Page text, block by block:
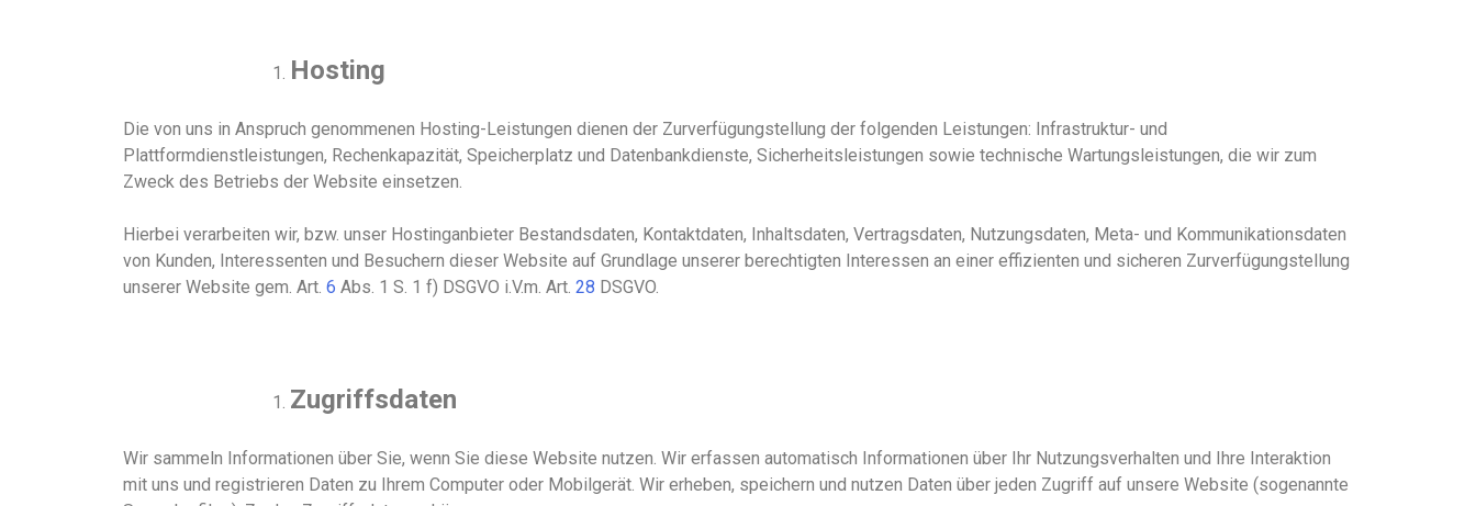
Hosting
Die von uns in Anspruch genommenen Hosting-Leistungen dienen der Zurverfügungstellung der folgenden Leistungen: Infrastruktur- und
Plattformdienstleistungen, Rechenkapazität, Speicherplatz und Datenbankdienste, Sicherheitsleistungen sowie technische Wartungsleistungen, die wir zum
Zweck des Betriebs der Website einsetzen.
Hierbei verarbeiten wir, bzw. unser Hostinganbieter Bestandsdaten, Kontaktdaten, Inhaltsdaten, Vertragsdaten, Nutzungsdaten, Meta- und Kommunikationsdaten
von Kunden, Interessenten und Besuchern dieser Website auf Grundlage unserer berechtigten Interessen an einer effizienten und sicheren Zurverfügungstellung
unserer Website gem. Art. 6 Abs. 1 S. 1 f) DSGVO i.V.m. Art. 28 DSGVO.
Zugriffsdaten
Wir sammeln Informationen über Sie, wenn Sie diese Website nutzen. Wir erfassen automatisch Informationen über Ihr Nutzungsverhalten und Ihre Interaktion
mit uns und registrieren Daten zu Ihrem Computer oder Mobilgerät. Wir erheben, speichern und nutzen Daten über jeden Zugriff auf unsere Website (sogenannte